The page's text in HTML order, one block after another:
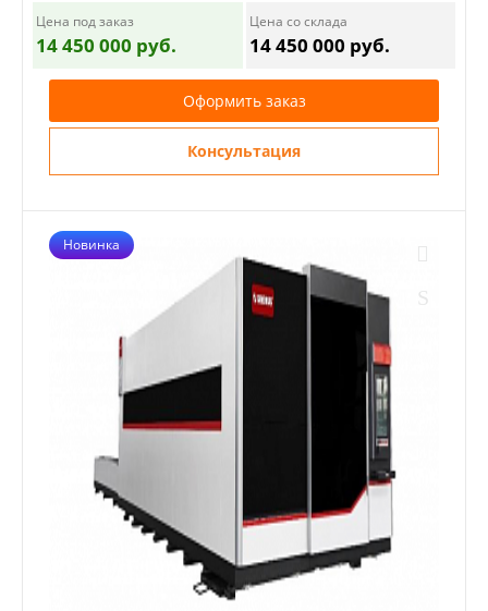
Цена под заказ
14 450 000 руб.
Цена со склада
14 450 000 руб.
Оформить заказ
Консультация
Новинка